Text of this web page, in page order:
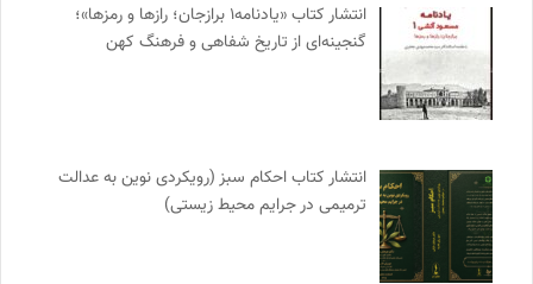
انتشار کتاب «یادنامه۱ برازجان؛ رازها و رمزها»؛
گنجینه‌ای از تاریخ شفاهی و فرهنگ کهن
انتشار کتاب احکام سبز (رویکردی نوین به عدالت
ترمیمی در جرایم محیط‌ زیستی)